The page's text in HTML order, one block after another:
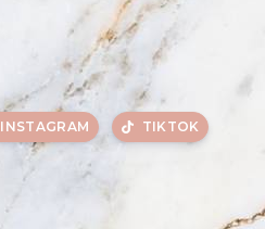
INSTAGRAM TIKTOK